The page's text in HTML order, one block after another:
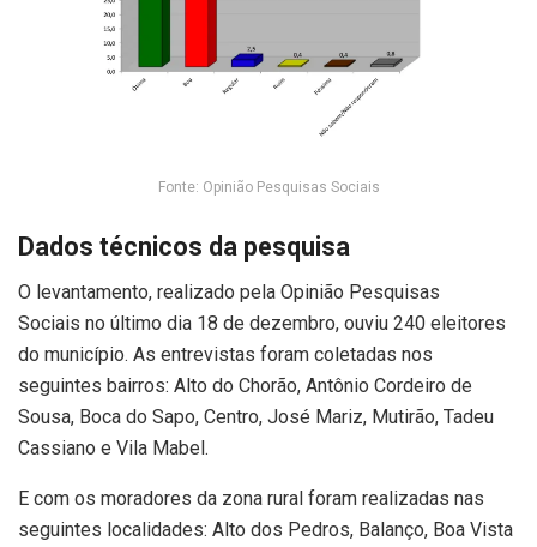
Fonte: Opinião Pesquisas Sociais
Dados técnicos da pesquisa
O levantamento, realizado pela Opinião Pesquisas
Sociais no último dia 18 de dezembro, ouviu 240 eleitores
do município. As entrevistas foram coletadas nos
seguintes bairros: Alto do Chorão, Antônio Cordeiro de
Sousa, Boca do Sapo, Centro, José Mariz, Mutirão, Tadeu
Cassiano e Vila Mabel.
E com os moradores da zona rural foram realizadas nas
seguintes localidades: Alto dos Pedros, Balanço, Boa Vista